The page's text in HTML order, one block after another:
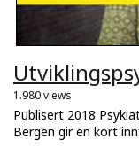
1.980 views
Publisert 2018
Bergen gir en kort